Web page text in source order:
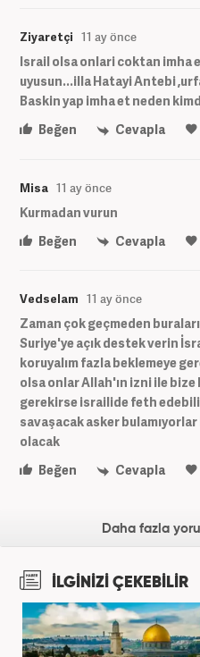
Ziyaretçi 11 ay önce
Israil olsa onlari coktan imha
uyusun...illa Hatayi Antebi
Baskin yap imha et neden
Beğen
Cevapla
Misa 11 ay önce
Kurmadan vurun
Beğen
Cevapla
Vedselam 11 ay önce
Zaman çok geçmeden
Suriye'ye açık destek verin
koruyalım fazla beklemeye
olsa onlar Allah'ın izni ile
gerekirse israilide feth
savaşacak asker
olacak
Beğen
Cevapla
Daha fazla
İLGİNİZİ ÇEKEBİLİR